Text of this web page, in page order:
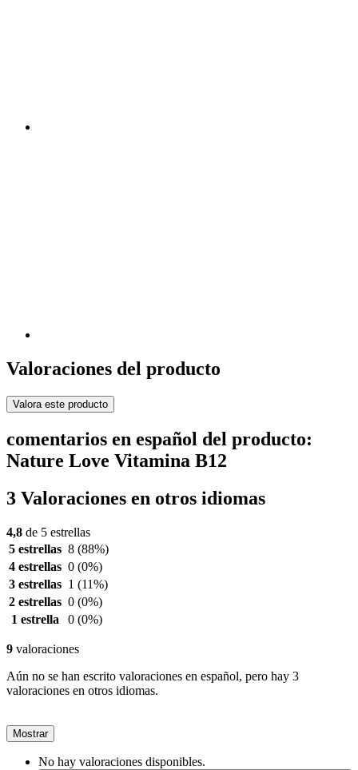
Valoraciones del producto
Valora este producto
comentarios en español del producto:
Nature Love Vitamina B12
3 Valoraciones en otros idiomas
4,8 de 5 estrellas
5 estrellas 8 (88%)
4 estrellas 0 (0%)
3 estrellas 1 (11%)
2 estrellas 0 (0%)
1 estrella
0 (0%)
9 valoraciones
Aún no se han escrito valoraciones en español, pero hay 3
valoraciones en otros idiomas.
Mostrar
No hay valoraciones disponibles.